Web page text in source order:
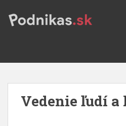
o
Vedenie ľudí